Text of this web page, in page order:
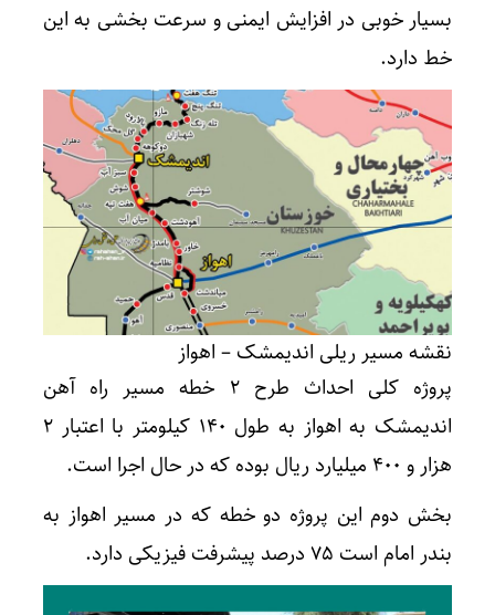
بسیار خوبی در افزایش ایمنی و سرعت بخشی به این
خط دارد.
نقشه مسیر ریلی اندیمشک – اهواز
پروژه کلی احداث طرح ۲ خطه مسیر راه آهن
اندیمشک به اهواز به طول ۱۴۰ کیلومتر با اعتبار ۲
هزار و ۴۰۰ میلیارد ریال بوده که در حال اجرا است.
بخش دوم این پروژه دو خطه که در مسیر اهواز به
بندر امام است ۷۵ درصد پیشرفت فیزیکی دارد.